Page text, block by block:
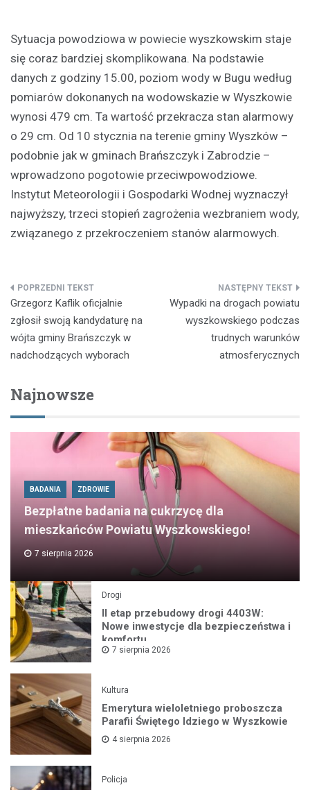
Sytuacja powodziowa w powiecie wyszkowskim staje
się coraz bardziej skomplikowana. Na podstawie
danych z godziny 15.00, poziom wody w Bugu według
pomiarów dokonanych na wodowskazie w Wyszkowie
wynosi 479 cm. Ta wartość przekracza stan alarmowy
o 29 cm. Od 10 stycznia na terenie gminy Wyszków –
podobnie jak w gminach Brańszczyk i Zabrodzie –
wprowadzono pogotowie przeciwpowodziowe.
Instytut Meteorologii i Gospodarki Wodnej wyznaczył
najwyższy, trzeci stopień zagrożenia wezbraniem wody,
związanego z przekroczeniem stanów alarmowych.
Nawigacja
wpisu
Grzegorz Kaflik oficjalnie
zgłosił swoją kandydaturę na
wójta gminy Brańszczyk w
nadchodzących wyborach
Wypadki na drogach powiatu
wyszkowskiego podczas
trudnych warunków
atmosferycznych
Najnowsze
BADANIA ZDROWIE
Bezpłatne badania na cukrzycę dla
mieszkańców Powiatu Wyszkowskiego!
7 sierpnia 2026
Drogi
II etap przebudowy drogi 4403W:
Nowe inwestycje dla bezpieczeństwa i
komfortu
7 sierpnia 2026
Kultura
Emerytura wieloletniego proboszcza
Parafii Świętego Idziego w Wyszkowie
4 sierpnia 2026
Policja